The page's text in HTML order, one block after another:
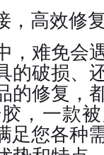
，高效修
，难免会
的破损、
的修复，
，一款
足您各种